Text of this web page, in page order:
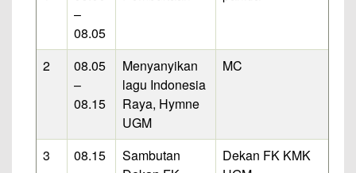
–
08.05
2
08.05
–
08.15
Menyanyikan
lagu Indonesia
Raya, Hymne
UGM
MC
3
08.15
Sambutan
Dekan FK KMK